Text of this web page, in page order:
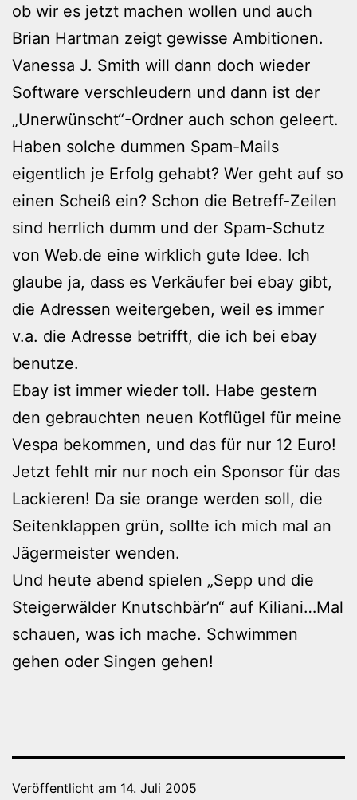
ob wir es jetzt machen wollen und auch
Brian Hartman zeigt gewisse Ambitionen.
Vanessa J. Smith will dann doch wieder
Software verschleudern und dann ist der
„Unerwünscht“-Ordner auch schon geleert.
Haben solche dummen Spam-Mails
eigentlich je Erfolg gehabt? Wer geht auf so
einen Scheiß ein? Schon die Betreff-Zeilen
sind herrlich dumm und der Spam-Schutz
von Web.de eine wirklich gute Idee. Ich
glaube ja, dass es Verkäufer bei ebay gibt,
die Adressen weitergeben, weil es immer
v.a. die Adresse betrifft, die ich bei ebay
benutze.
Ebay ist immer wieder toll. Habe gestern
den gebrauchten neuen Kotflügel für meine
Vespa bekommen, und das für nur 12 Euro!
Jetzt fehlt mir nur noch ein Sponsor für das
Lackieren! Da sie orange werden soll, die
Seitenklappen grün, sollte ich mich mal an
Jägermeister wenden.
Und heute abend spielen „Sepp und die
Steigerwälder Knutschbär’n“ auf Kiliani…Mal
schauen, was ich mache. Schwimmen
gehen oder Singen gehen!
Veröffentlicht am 14. Juli 2005